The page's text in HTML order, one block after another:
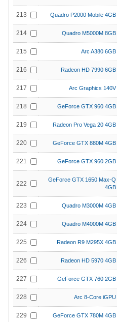
213 Quadro P2000 Mobile 4GB
214 Quadro M5000M 8GB
215 Arc A380 6GB
216 Radeon HD 7990 6GB
217 Arc Graphics 140V
218 GeForce GTX 960 4GB
219 Radeon Pro Vega 20 4GB
220 GeForce GTX 880M 4GB
221 GeForce GTX 960 2GB
222
GeForce GTX 1650 Max-Q
4GB
223 Quadro M3000M 4GB
224 Quadro M4000M 4GB
225 Radeon R9 M295X 4GB
226 Radeon HD 5970 4GB
227 GeForce GTX 760 2GB
228 Arc 8-Core iGPU
229 GeForce GTX 780M 4GB